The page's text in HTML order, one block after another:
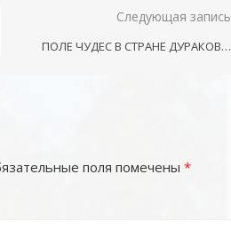
Следующая запись
ПОЛЕ ЧУДЕС В СТРАНЕ ДУРАКОВ…
поля помечены *